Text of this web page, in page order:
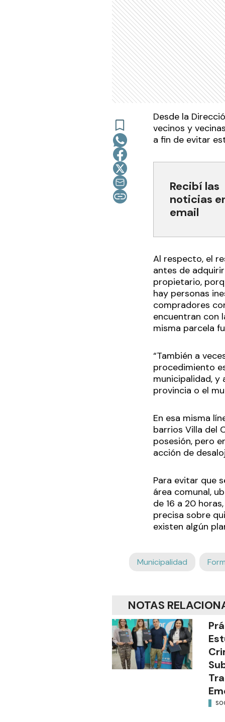
Desde la
vecinos y
a fin de evitar
Recibí las
noticias
email
Al respecto, el
antes de
propietario,
hay personas
compradores
encuentran con
misma parcela
“También a
procedimiento
municipalidad, y
provincia o el
En esa misma
barrios Villa del
posesión, pero
acción de
Para evitar que
área comunal,
de 16 a 20
precisa sobre
existen algún
Municipalidad
NOTAS